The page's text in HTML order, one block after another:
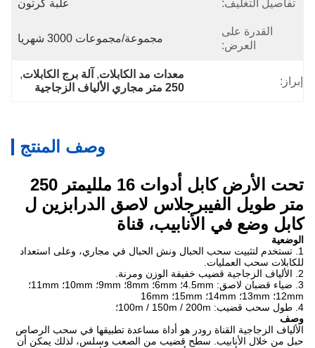
تفاصيل التغليف: علبة كرتون
القدرة على
العرض:
مجموعة/مجموعات 3000 شهريا
إبراز:
معدات مد الكابلات, آلة برج الكابلات,
250 متر مجاري الألياف الزجاجية
وصف المنتج
تحت الأرض كابل أدوات 16 ملليمتر 250
متر طويل الفيبرجلاس لاصق الدرابزين ل
كابل وضع في الأنابيب، قناة
الوضعية
1. تستخدم لتثبيت سحب الحبال ونش الحبال في مجاري، وعلى استعداد
للكابلات سحب العمليات.
3. ضياء قضبان لاصق: 4.5mm؛ 6mm؛ 8mm؛ 9mm؛ 10mm؛ 11mm؛
12mm؛ 13mm؛ 14mm؛ 15mm؛ 16mm
4. طول سحب قضيب: 100m / 150m / 200m؛
وصف
الألياف الزجاجية القناة رودر هو أداة مساعدة تطبيقها في سحب الرصاص
حبل من خلال الأنابيب.
سطح قضيب من الصعب وسلس، لذلك يمكن أن